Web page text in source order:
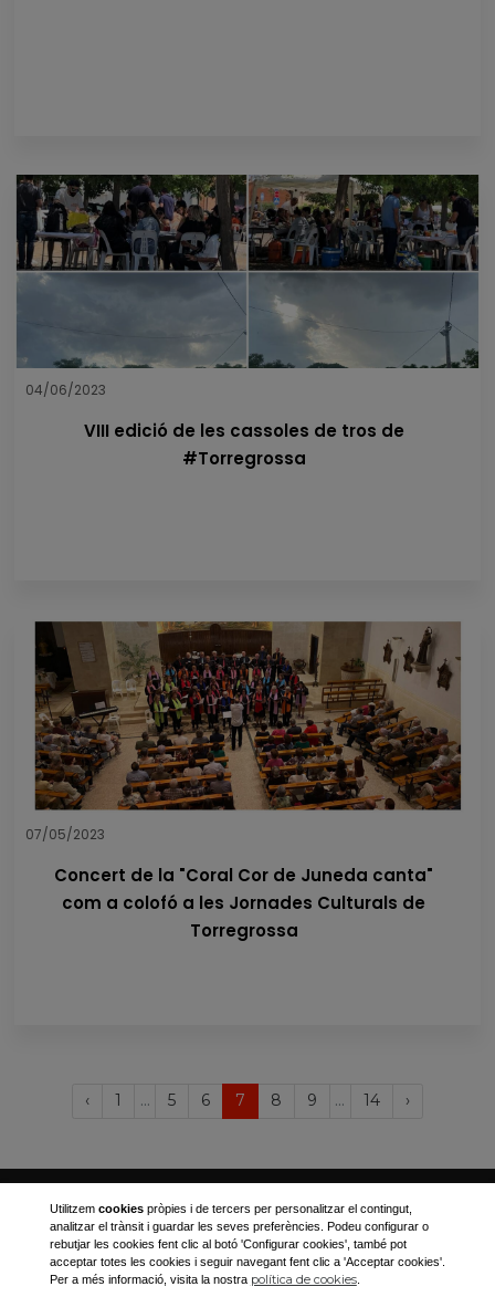
04/06/2023
VIII edició de les cassoles de tros de
#Torregrossa
07/05/2023
Concert de la "Coral Cor de Juneda canta"
com a colofó a les Jornades Culturals de
Torregrossa
‹Página
1 ... 5 6 7 (current)
8 9 ... 14 ›Próxima
Ajuntament de Torregrossa
Plaça Canalejas, 1
973 170 001
Utilitzem cookiespròpies i de tercers per personalitzar el contingut,
analitzar el trànsit i guardar les seves preferències. Podeu configurar o
rebutjar les cookies fent clic al botó 'Configurar cookies', també pot
acceptar totes les cookies i seguir navegant fent clic a 'Acceptar cookies'.
Per a més informació, visita la nostra política de cookies.